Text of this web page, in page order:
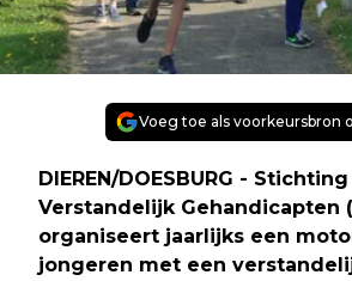
Voeg toe als voorkeursbron
DIEREN/DOESBURG -
Verstandelijk Gehandicapten
organiseert jaarlijks een
jongeren met een